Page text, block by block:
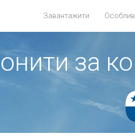
Завантажити
за